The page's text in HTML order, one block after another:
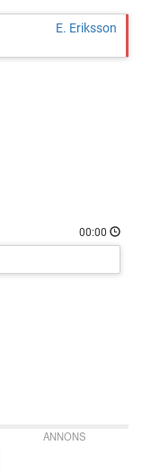
E. Eriksson
00:00
ANNONS